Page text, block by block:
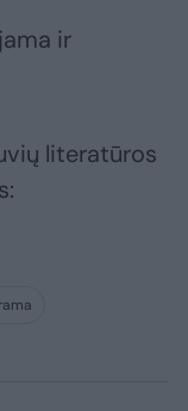
ir
literatūros